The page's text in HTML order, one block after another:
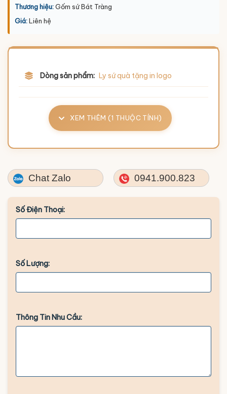
Thương hiệu:Gốm sứ Bát Tràng
Giá:Liên hệ
Dòng sản phẩm: Ly sứ quà tặng in logo
XEM THÊM (1 THUỘC TÍNH)
Chat Zalo 0941.900.823
Số Điện Thoại:
Số Lượng:
Thông Tin Nhu Cầu: